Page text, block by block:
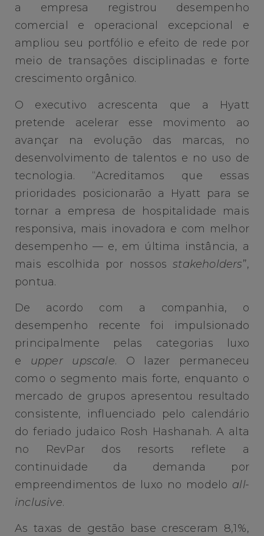
a empresa registrou desempenho
comercial e operacional excepcional e
ampliou seu portfólio e efeito de rede por
meio de transações disciplinadas e forte
crescimento orgânico.
O executivo acrescenta que a Hyatt
pretende acelerar esse movimento ao
avançar na evolução das marcas, no
desenvolvimento de talentos e no uso de
tecnologia. “Acreditamos que essas
prioridades posicionarão a Hyatt para se
tornar a empresa de hospitalidade mais
responsiva, mais inovadora e com melhor
desempenho — e, em última instância, a
mais escolhida por nossos stakeholders”,
pontua.
De acordo com a companhia, o
desempenho recente foi impulsionado
principalmente pelas categorias luxo
e upper upscale. O lazer permaneceu
como o segmento mais forte, enquanto o
mercado de grupos apresentou resultado
consistente, influenciado pelo calendário
do feriado judaico Rosh Hashanah. A alta
no RevPar dos resorts reflete a
continuidade da demanda por
empreendimentos de luxo no modelo all-
inclusive.
As taxas de gestão base cresceram 8,1%,